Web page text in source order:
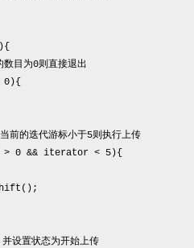
目为0则直接退出
的迭代游标小于5则执行上传
0 && iterator < 5){
设置状态为开始上传